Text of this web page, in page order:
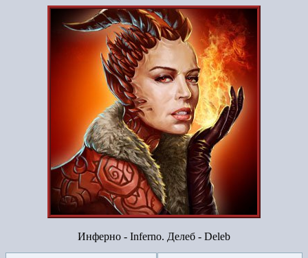
Инферно - Inferno. Делеб - Deleb